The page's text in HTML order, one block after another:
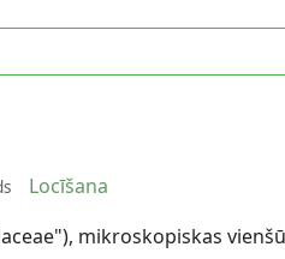
Locīšana
mikroskopiskas